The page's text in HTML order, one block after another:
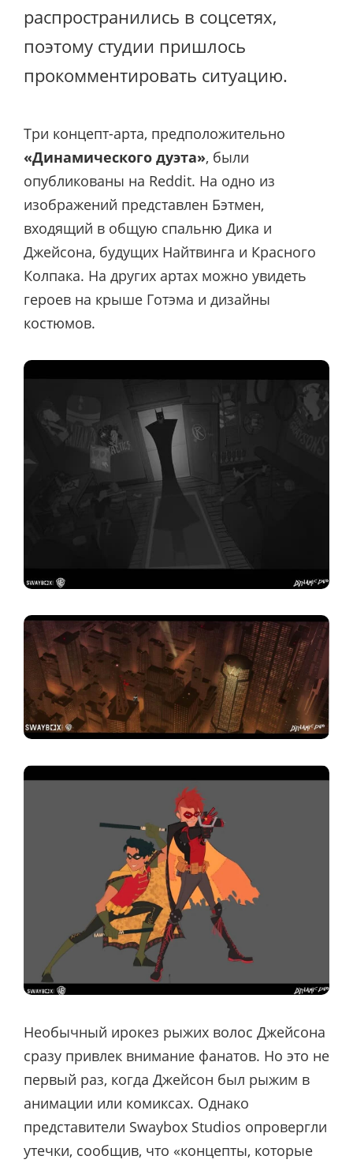
распространились в соцсетях,
поэтому студии пришлось
прокомментировать ситуацию.
Три концепт-арта, предположительно
«Динамического дуэта», были
опубликованы на Reddit. На одно из
изображений представлен Бэтмен,
входящий в общую спальню Дика и
Джейсона, будущих Найтвинга и Красного
Колпака. На других артах можно увидеть
героев на крыше Готэма и дизайны
костюмов.
Необычный ирокез рыжих волос Джейсона
сразу привлек внимание фанатов. Но это не
первый раз, когда Джейсон был рыжим в
анимации или комиксах. Однако
представители Swaybox Studios опровергли
утечки, сообщив, что «концепты, которые